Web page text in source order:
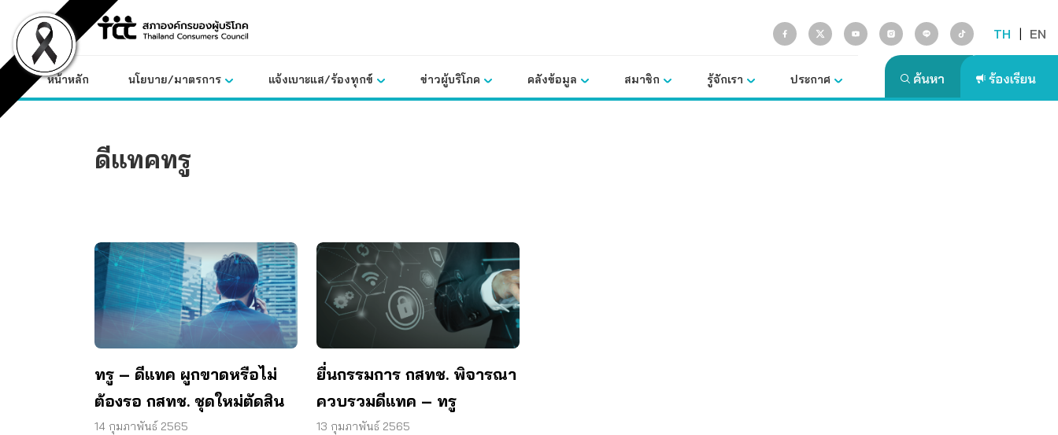
content
TH | EN
หน้าหลัก นโยบาย/มาตรการ แจ้งเบาะแส/ร้องทุกข์ ข่าวผู้บริโภค คลังข้อมูล สมาชิก รู้จักเรา ประกาศ
ดีแทคทรู
ทรู – ดีแทค ผูกขาดหรือไม่
ต้องรอ กสทช. ชุดใหม่ตัดสิน
14 กุมภาพันธ์ 2565
ยื่นกรรมการ กสทช. พิจารณา
ควบรวมดีแทค – ทรู
13 กุมภาพันธ์ 2565